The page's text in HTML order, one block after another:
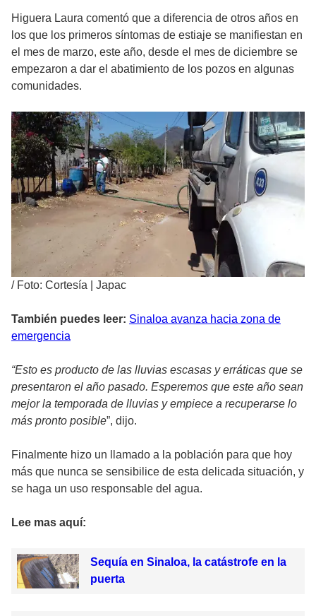
Higuera Laura comentó que a diferencia de otros años en
los que los primeros síntomas de estiaje se manifiestan en
el mes de marzo, este año, desde el mes de diciembre se
empezaron a dar el abatimiento de los pozos en algunas
comunidades.
/ Foto: Cortesía | Japac
También puedes leer: Sinaloa avanza hacia zona de
emergencia
“Esto es producto de las lluvias escasas y erráticas que se
presentaron el año pasado. Esperemos que este año sean
mejor la temporada de lluvias y empiece a recuperarse lo
más pronto posible”, dijo.
Finalmente hizo un llamado a la población para que hoy
más que nunca se sensibilice de esta delicada situación, y
se haga un uso responsable del agua.
Lee mas aquí:
Sequía en Sinaloa, la catástrofe en la
puerta